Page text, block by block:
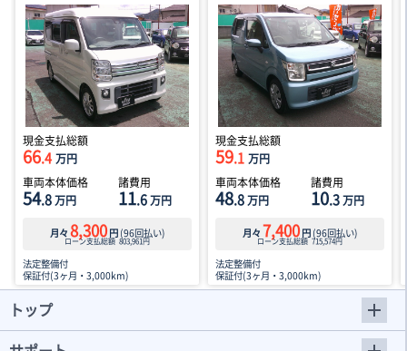
現金支払総額
66.4 万円
車両本体価格
54.8万円
諸費用
11.6万円
月々 8,300円(96回払い)
ローン支払総額 803,961円
法定整備付
保証付(3ヶ月・3,000km)
現金支払総額
59.1 万円
車両本体価格
48.8万円
諸費用
10.3万円
月々 7,400円(96回払い)
ローン支払総額 715,574円
法定整備付
保証付(3ヶ月・3,000km)
トップ